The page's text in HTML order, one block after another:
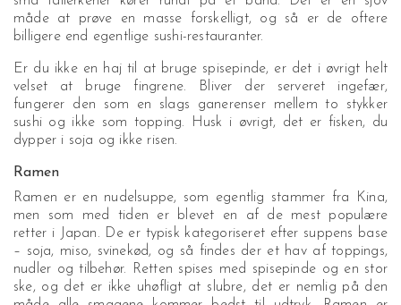
måde at prøve en masse forskelligt, og så er de oftere
billigere end egentlige sushi-restauranter.
Er du ikke en haj til at bruge spisepinde, er det i øvrigt helt
velset at bruge fingrene. Bliver der serveret ingefær,
fungerer den som en slags ganerenser mellem to stykker
sushi og ikke som topping. Husk i øvrigt, det er fisken, du
dypper i soja og ikke risen.
Ramen
Ramen er en nudelsuppe, som egentlig stammer fra Kina,
men som med tiden er blevet en af de mest populære
retter i Japan. De er typisk kategoriseret efter suppens base
– soja, miso, svinekød, og så findes der et hav af toppings,
nudler og tilbehør. Retten spises med spisepinde og en stor
ske, og det er ikke uhøfligt at slubre, det er nemlig på den